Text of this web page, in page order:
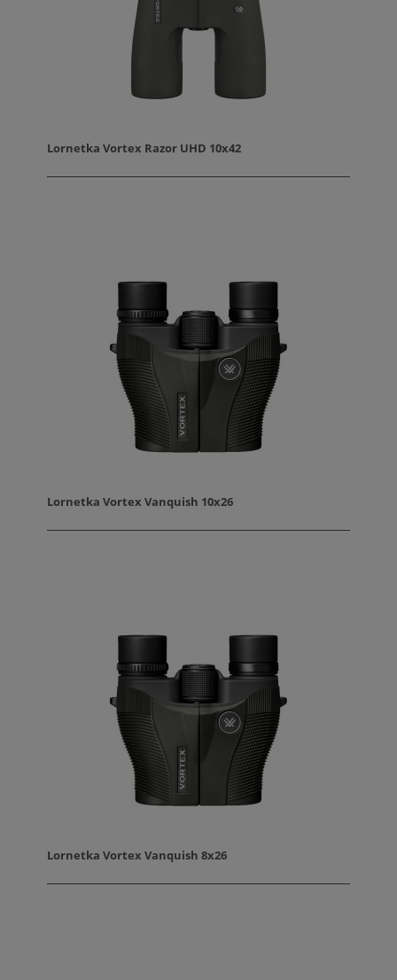
Lornetka Vortex Razor UHD 10x42
Lornetka Vortex Vanquish 10x26
Lornetka Vortex Vanquish 8x26